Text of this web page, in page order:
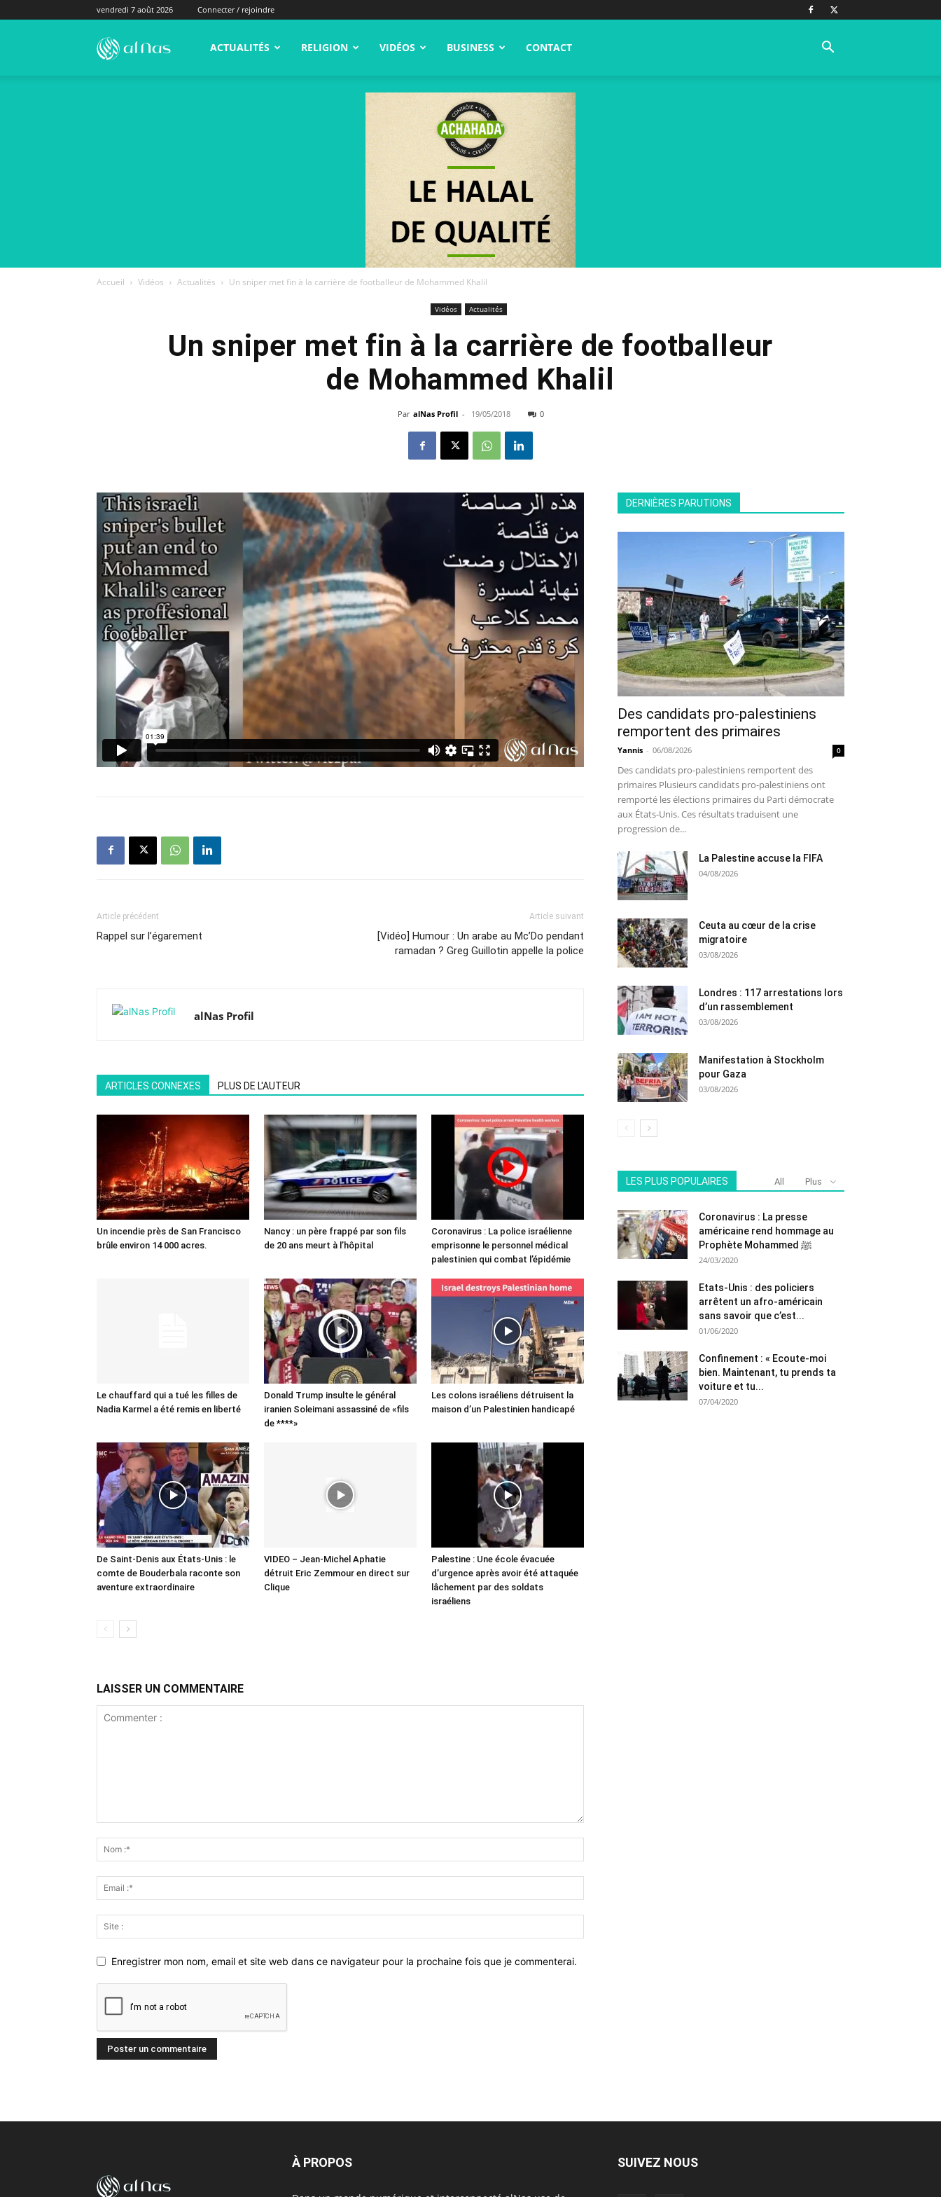
vendredi 7 août 2026 Connecter / rejoindre
alNas.fr ACTUALITÉS RELIGION VIDÉOS BUSINESS CONTACT
Accueil Vidéos Actualités Un sniper met fin à la carrière de footballeur de Mohammed Khalil
Vidéos Actualités
Un sniper met fin à la carrière de footballeur
de Mohammed Khalil
Par alNas Profil - 19/05/2018 0
Article précédent
Rappel sur l’égarement
Article suivant
[Vidéo] Humour : Un arabe au Mc’Do pendant
ramadan ? Greg Guillotin appelle la police
alNas Profil
ARTICLES CONNEXES PLUS DE L'AUTEUR
Un incendie près de San Francisco
brûle environ 14 000 acres.
Nancy : un père frappé par son fils
de 20 ans meurt à l’hôpital
Coronavirus : La police israélienne
emprisonne le personnel médical
palestinien qui combat l’épidémie
Le chauffard qui a tué les filles de
Nadia Karmel a été remis en liberté
Donald Trump insulte le général
iranien Soleimani assassiné de «fils
de ****»
Les colons israéliens détruisent la
maison d’un Palestinien handicapé
De Saint-Denis aux États-Unis : le
comte de Bouderbala raconte son
aventure extraordinaire
VIDEO – Jean-Michel Aphatie
détruit Eric Zemmour en direct sur
Clique
Palestine : Une école évacuée
d’urgence après avoir été attaquée
lâchement par des soldats
israéliens
LAISSER UN COMMENTAIRE
Enregistrer mon nom, email et site web dans ce navigateur pour la prochaine fois que je commenterai.
DERNIÈRES PARUTIONS
Des candidats pro-palestiniens
remportent des primaires
Yannis - 06/08/2026 0
Des candidats pro-palestiniens remportent des
primaires Plusieurs candidats pro-palestiniens ont
remporté les élections primaires du Parti démocrate
aux États-Unis. Ces résultats traduisent une
progression de...
La Palestine accuse la FIFA
04/08/2026
Ceuta au cœur de la crise
migratoire
03/08/2026
Londres : 117 arrestations lors
d’un rassemblement
03/08/2026
Manifestation à Stockholm
pour Gaza
03/08/2026
LES PLUS POPULAIRES All Plus
Coronavirus : La presse
américaine rend hommage au
Prophète Mohammed ﷺ
24/03/2020
Etats-Unis : des policiers
arrêtent un afro-américain
sans savoir que c’est...
01/06/2020
Confinement : « Ecoute-moi
bien. Maintenant, tu prends ta
voiture et tu...
07/04/2020
À PROPOS SUIVEZ NOUS